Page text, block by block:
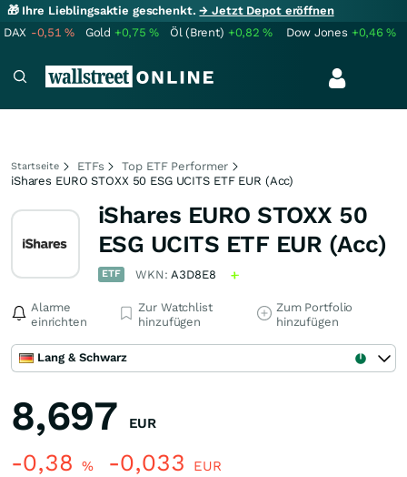
🎁 Ihre Lieblingsaktie geschenkt.→ Jetzt Depot eröffnen
DAX -0,51% Gold +0,75% Öl (Brent) +0,82% Dow Jones +0,46%
Startseite ETFs
Top ETF Performer
iShares EURO STOXX 50 ESG UCITS ETF EUR (Acc)
iShares EURO STOXX 50
ESG UCITS ETF EUR (Acc)
ETF WKN:A3D8E8
Alarme
einrichten
Zur Watchlist
hinzufügen
Zum Portfolio
hinzufügen
Lang & Schwarz
8,697 EUR
-0,38 % -0,033 EUR